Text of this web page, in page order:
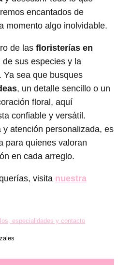
encantados de
momento algo inolvidable.
de las floristerías en
de sus especies y la
Ya sea que busques
, un detalle sencillo o un
floral, aquí
confiable y versátil.
atención personalizada, es
para quienes valoran
en cada arreglo.
visita nuestra
especialidades y contacto